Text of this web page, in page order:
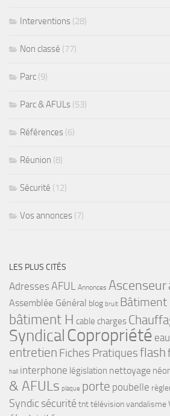
Interventions (28)
Non classé (77)
Parc (9)
Parc & AFULs (53)
Références (6)
Réunion (8)
Sécurité (12)
Vos annonces (7)
LES PLUS CITÉS
Adresses AFUL Annonces Ascenseur
Assemblée Général blog bruit Bâtiment
bâtiment H cable charges
Syndical Copropriété eau
entretien Fiches Pratiquesflash
hall interphone législation nettoyage
& AFULs plaque porte poubelle
Syndic sécurité tnttélévisionvandalisme